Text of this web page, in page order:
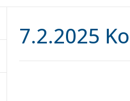
7.2.2025